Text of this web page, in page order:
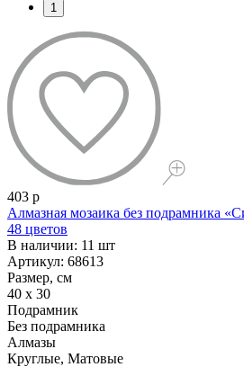
1
403 р
Алмазная мозаика без подрамника
48 цветов
В наличии: 11 шт
Артикул: 68613
Размер, см
40 x 30
Подрамник
Без подрамника
Алмазы
Круглые, Матовые